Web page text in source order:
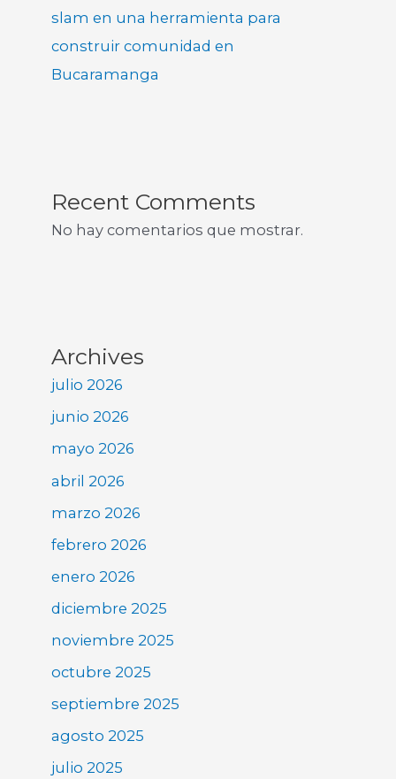
slam en una herramienta para
construir comunidad en
Bucaramanga
Recent Comments
No hay comentarios que mostrar.
Archives
julio 2026
junio 2026
mayo 2026
abril 2026
marzo 2026
febrero 2026
enero 2026
diciembre 2025
noviembre 2025
octubre 2025
septiembre 2025
agosto 2025
julio 2025